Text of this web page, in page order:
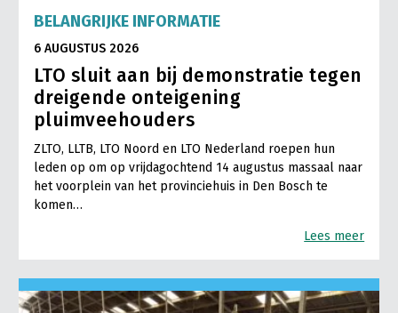
BELANGRIJKE INFORMATIE
6 AUGUSTUS 2026
LTO sluit aan bij demonstratie tegen
dreigende onteigening
pluimveehouders
ZLTO, LLTB, LTO Noord en LTO Nederland roepen hun
leden op om op vrijdagochtend 14 augustus massaal naar
het voorplein van het provinciehuis in Den Bosch te
komen…
Lees meer